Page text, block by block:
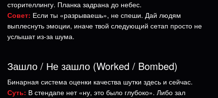
сторителлингу. Планка задрана до небес.
Совет: Если ты «разрываешь», не спеши. Дай людям
выплеснуть эмоции, иначе твой следующий сетап просто не
услышат из-за шума.
Зашло / Не зашло (Worked / Bombed)
Бинарная система оценки качества шутки здесь и сейчас.
Суть: В стендапе нет «ну, это было глубоко». Либо зал